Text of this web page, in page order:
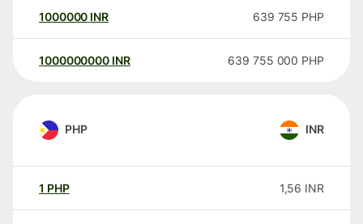
1000000 INR 639 755 PHP
1000000000 INR 639 755 000 PHP
PHP INR
1 PHP 1,56 INR